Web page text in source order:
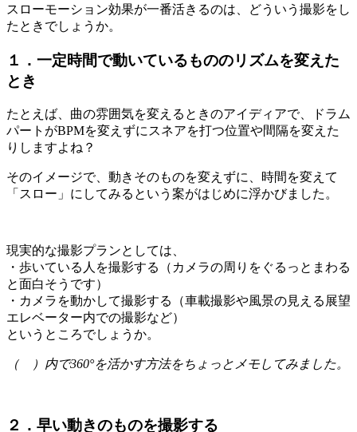
スローモーション効果が一番活きるのは、どういう撮影をし
たときでしょうか。
１．一定時間で動いているもののリズムを変えた
とき
たとえば、曲の雰囲気を変えるときのアイディアで、ドラム
パートがBPMを変えずにスネアを打つ位置や間隔を変えた
りしますよね？
そのイメージで、動きそのものを変えずに、時間を変えて
「スロー」にしてみるという案がはじめに浮かびました。
現実的な撮影プランとしては、
・歩いている人を撮影する（カメラの周りをぐるっとまわる
と面白そうです）
・カメラを動かして撮影する（車載撮影や風景の見える展望
エレベーター内での撮影など）
というところでしょうか。
（ ）内で360°を活かす方法をちょっとメモしてみました。
２．早い動きのものを撮影する